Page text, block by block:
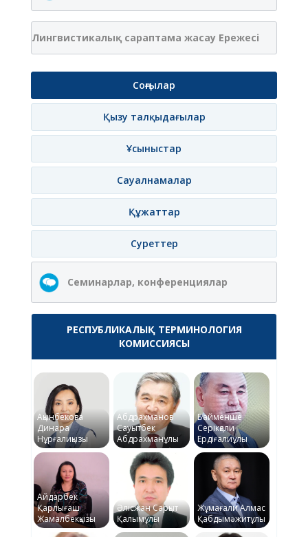
Лингвистикалық сараптама жасау Ережесі
Соңғылар
Қызу талқыдағылар
Ұсыныстар
Сауалнамалар
Құжаттар
Суреттер
Семинарлар, конференциялар
РЕСПУБЛИКАЛЫҚ ТЕРМИНОЛОГИЯ
КОМИССИЯСЫ
Ақынбекова
Динара
Нұрғалиқызы
Абдрахманов
Сауытбек
Абдрахманұлы
Байменше
Серікқали
Ердіғалиұлы
Айдарбек
Қарлығаш
Жамалбекқызы
Әлісжан Сарқыт
Қалымұлы
Жұмағали Алмас
Қабдымәжитұлы